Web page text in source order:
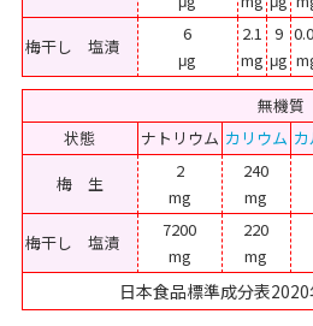
梅干し 塩漬
6
μg
2.1
mg
9
μg
無機質
状態
ナトリウム カリウム
梅 生
2
mg
240
mg
梅干し 塩漬
7200
mg
220
mg
日本食品標準成分表